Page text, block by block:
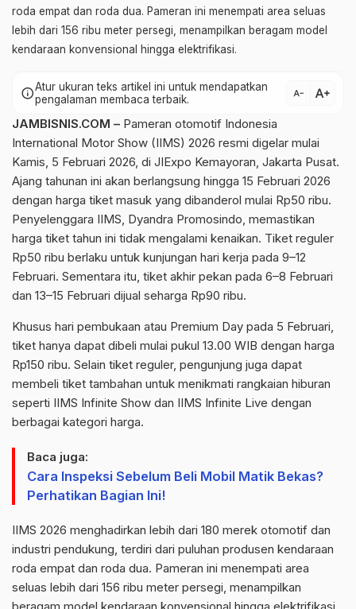
roda empat dan roda dua. Pameran ini menempati area seluas
lebih dari 156 ribu meter persegi, menampilkan beragam model
kendaraan konvensional hingga elektrifikasi.
infoAtur ukuran teks artikel ini untuk mendapatkan
pengalaman membaca terbaik.
text_decrease text_increase
JAMBISNIS.COM – Pameran otomotif Indonesia
International Motor Show (IIMS) 2026 resmi digelar mulai
Kamis, 5 Februari 2026, di JIExpo Kemayoran, Jakarta Pusat.
Ajang tahunan ini akan berlangsung hingga 15 Februari 2026
dengan harga tiket masuk yang dibanderol mulai Rp50 ribu.
Penyelenggara IIMS, Dyandra Promosindo, memastikan
harga tiket tahun ini tidak mengalami kenaikan. Tiket reguler
Rp50 ribu berlaku untuk kunjungan hari kerja pada 9–12
Februari. Sementara itu, tiket akhir pekan pada 6–8 Februari
dan 13–15 Februari dijual seharga Rp90 ribu.
Khusus hari pembukaan atau Premium Day pada 5 Februari,
tiket hanya dapat dibeli mulai pukul 13.00 WIB dengan harga
Rp150 ribu. Selain tiket reguler, pengunjung juga dapat
membeli tiket tambahan untuk menikmati rangkaian hiburan
seperti IIMS Infinite Show dan IIMS Infinite Live dengan
berbagai kategori harga.
Baca juga:
Cara Inspeksi Sebelum Beli Mobil Matik Bekas?
Perhatikan Bagian Ini!
IIMS 2026 menghadirkan lebih dari 180 merek otomotif dan
industri pendukung, terdiri dari puluhan produsen kendaraan
roda empat dan roda dua. Pameran ini menempati area
seluas lebih dari 156 ribu meter persegi, menampilkan